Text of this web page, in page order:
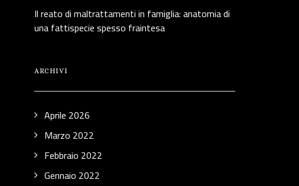
Il reato di maltrattamenti in famiglia: anatomia di
una fattispecie spesso fraintesa
ARCHIVI
Aprile 2026
Marzo 2022
Febbraio 2022
Gennaio 2022